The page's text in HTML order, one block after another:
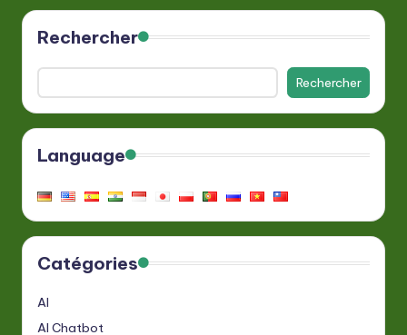
Rechercher
Rechercher
Language
Catégories
AI
AI Chatbot